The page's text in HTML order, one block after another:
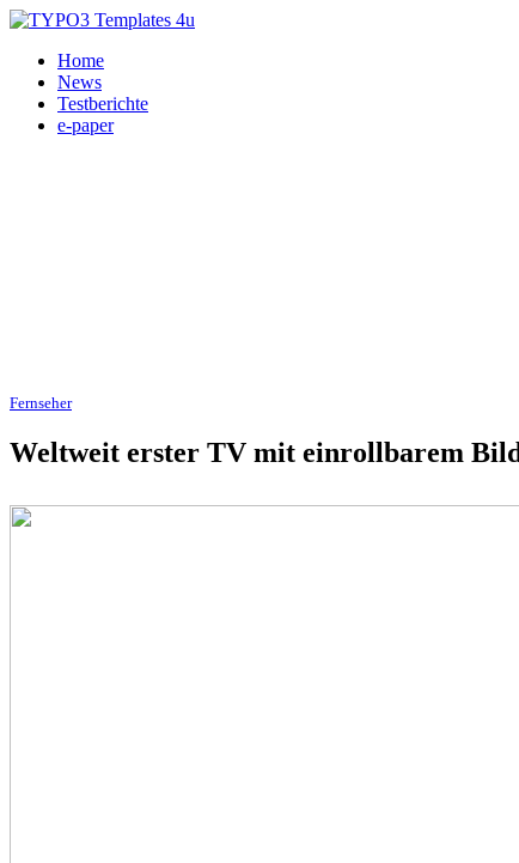
Home
News
Testberichte
e-paper
Fernseher09.01.2019
Weltweit erster TV mit einrollbarem